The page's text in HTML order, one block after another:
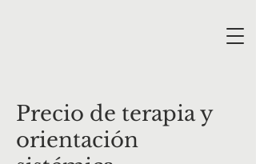
Precio de terapia y
orientación